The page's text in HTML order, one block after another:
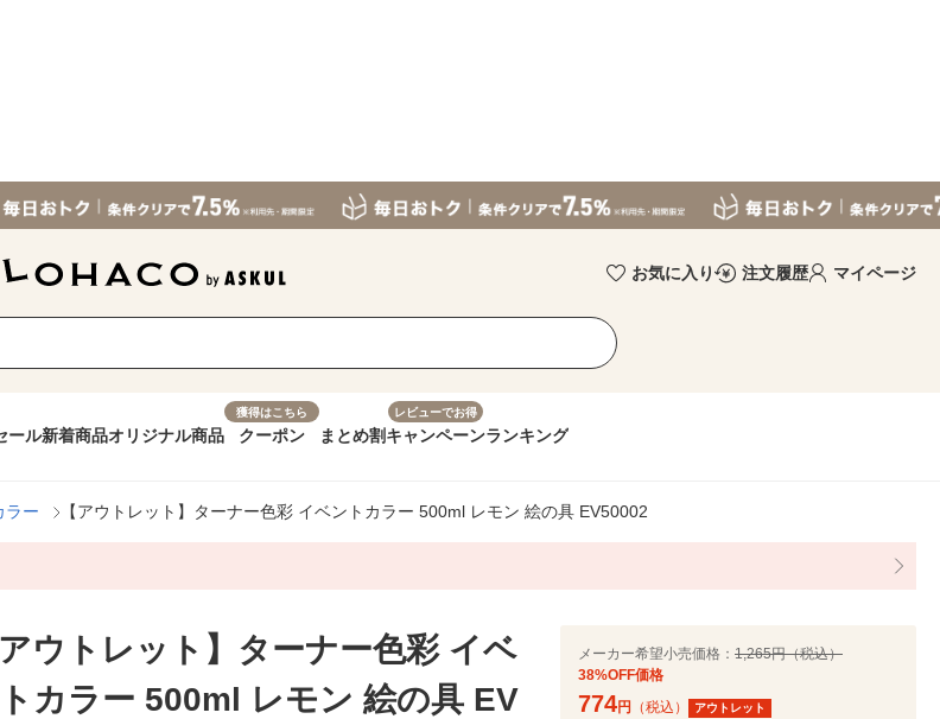
お気に入り 注文履歴 マイページ
ール新着商品オリジナル商品
獲得はこちら
クーポン まとめ割
レビューでお得
キャンペーンランキング
ラー 【アウトレット】ターナー色彩 イベントカラー 500ml レモン 絵の具 EV50002
アウトレット】ターナー色彩 イベ
カラー 500ml レモン 絵の具 EV
メーカー希望小売価格： 1,265円（税込）
38%OFF価格
774円 （税込） アウトレット